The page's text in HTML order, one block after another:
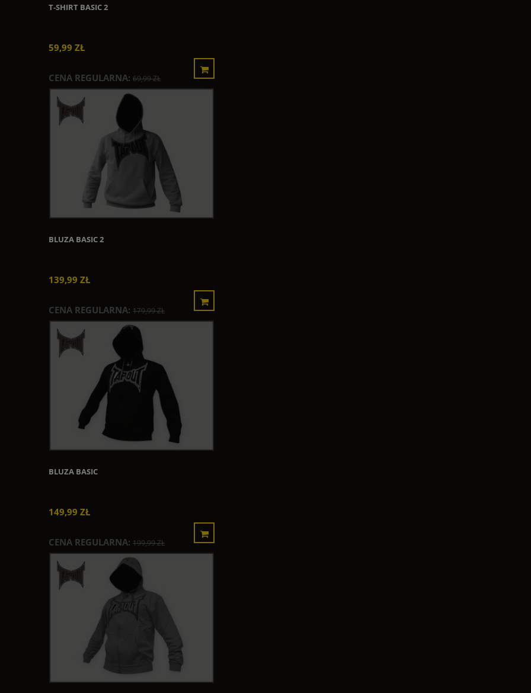
T-SHIRT BASIC 2
59,99 ZŁ
CENA REGULARNA: 69,99 ZŁ
BLUZA BASIC 2
139,99 ZŁ
CENA REGULARNA: 179,99 ZŁ
BLUZA BASIC
149,99 ZŁ
CENA REGULARNA: 199,99 ZŁ